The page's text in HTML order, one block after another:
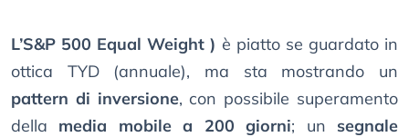
L’S&P 500 Equal Weight ) è piatto se guardato in
ottica TYD (annuale), ma sta mostrando un
pattern di inversione, con possibile superamento
della media mobile a 200 giorni; un segnale